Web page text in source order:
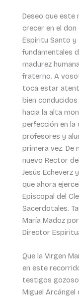
Deseo que este
crecer en el don
Espíritu Santo y
fundamentales
madurez
fraterno. A
toca estar
bien
hacia la alta
perfección en la
profesores y
primera vez. De
nuevo Rector
Jesús Echeverz
que ahora
Episcopal del
Sacerdotales.
María Madoz
Director
Que la Virgen
en este
testigos
Miguel